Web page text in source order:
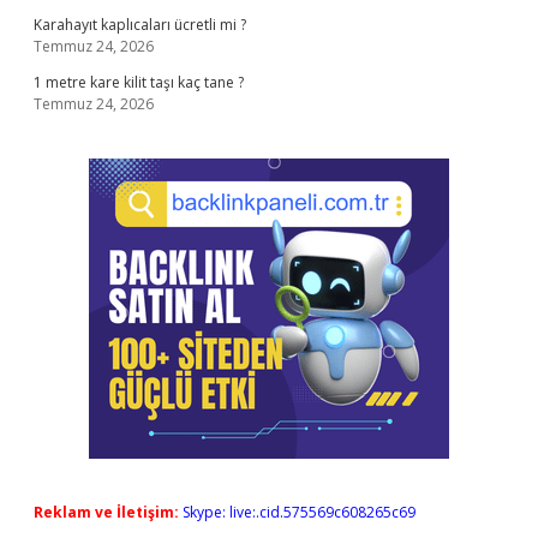
Karahayıt kaplıcaları ücretli mi ?
Temmuz 24, 2026
1 metre kare kilit taşı kaç tane ?
Temmuz 24, 2026
Reklam ve İletişim: Skype: live:.cid.575569c608265c69